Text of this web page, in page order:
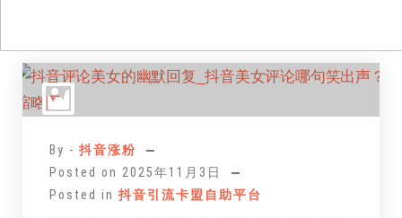
By - 抖音涨粉
Posted on 2025年11月3日
Posted in 抖音引流卡盟自助平台